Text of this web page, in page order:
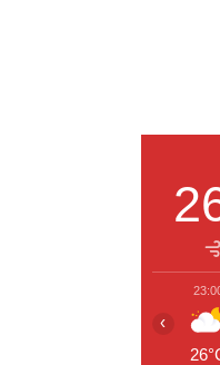
‹